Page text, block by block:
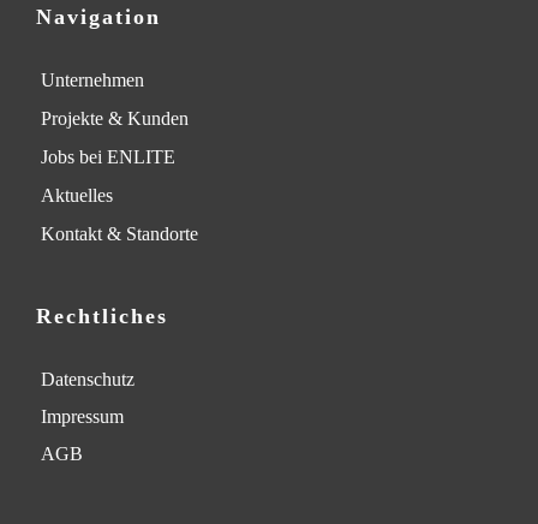
Navigation
Unternehmen
Projekte & Kunden
Jobs bei ENLITE
Aktuelles
Kontakt & Standorte
Rechtliches
Datenschutz
Impressum
AGB